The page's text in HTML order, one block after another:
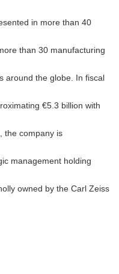
in more than 40
than 30 manufacturing
around the globe. In fiscal
€5.3 billion with
the company is
management holding
owned by the Carl Zeiss